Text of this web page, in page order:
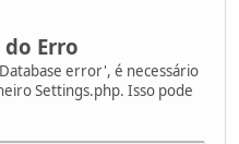
Erro
error', é necessário
Settings.php. Isso pode